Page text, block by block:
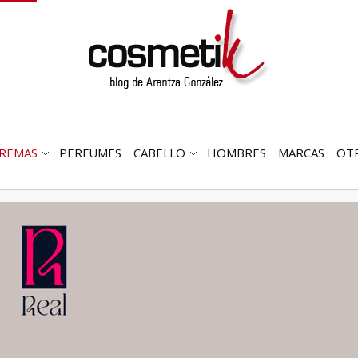
ABRIR
PERFUMES
ABRIR
CABELLO HOMBRES MARCAS